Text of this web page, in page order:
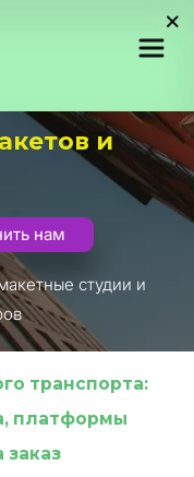
и
нам
студии и
транспорта:
платформы
заказ